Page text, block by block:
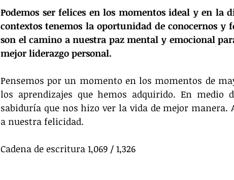
Podemos ser felices en los momentos ideal y en la
contextos tenemos la oportunidad de conocernos y
son el camino a nuestra paz mental y emocional
mejor liderazgo personal.
Pensemos por un momento en los momentos de
los aprendizajes que hemos adquirido. En medio
sabiduría que nos hizo ver la vida de mejor manera.
a nuestra felicidad.
Cadena de escritura 1,069 / 1,326